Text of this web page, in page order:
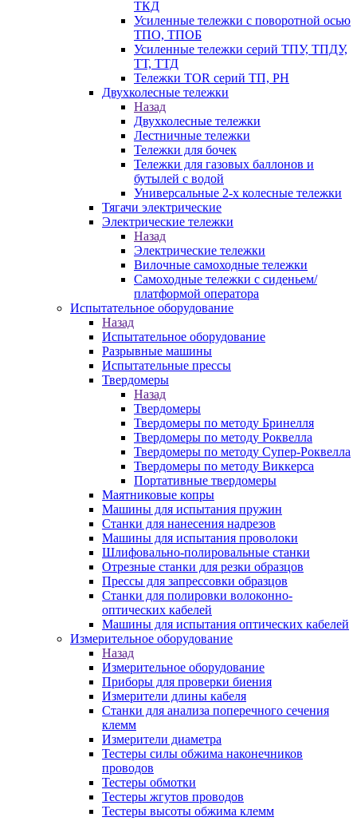
ТКД
Усиленные тележки с поворотной осью
ТПО, ТПОБ
Усиленные тележки серий ТПУ, ТПДУ,
ТТ, ТТД
Тележки TOR серий ТП, PH
Двухколесные тележки
Назад
Двухколесные тележки
Лестничные тележки
Тележки для бочек
Тележки для газовых баллонов и
бутылей с водой
Универсальные 2-х колесные тележки
Тягачи электрические
Электрические тележки
Назад
Электрические тележки
Вилочные самоходные тележки
Самоходные тележки с сиденьем/
платформой оператора
Испытательное оборудование
Назад
Испытательное оборудование
Разрывные машины
Испытательные прессы
Твердомеры
Назад
Твердомеры
Твердомеры по методу Бринелля
Твердомеры по методу Роквелла
Твердомеры по методу Супер-Роквелла
Твердомеры по методу Виккерса
Портативные твердомеры
Маятниковые копры
Машины для испытания пружин
Станки для нанесения надрезов
Машины для испытания проволоки
Шлифовально-полировальные станки
Отрезные станки для резки образцов
Прессы для запрессовки образцов
Станки для полировки волоконно-
оптических кабелей
Машины для испытания оптических кабелей
Измерительное оборудование
Назад
Измерительное оборудование
Приборы для проверки биения
Измерители длины кабеля
Станки для анализа поперечного сечения
клемм
Измерители диаметра
Тестеры силы обжима наконечников
проводов
Тестеры обмотки
Тестеры жгутов проводов
Тестеры высоты обжима клемм